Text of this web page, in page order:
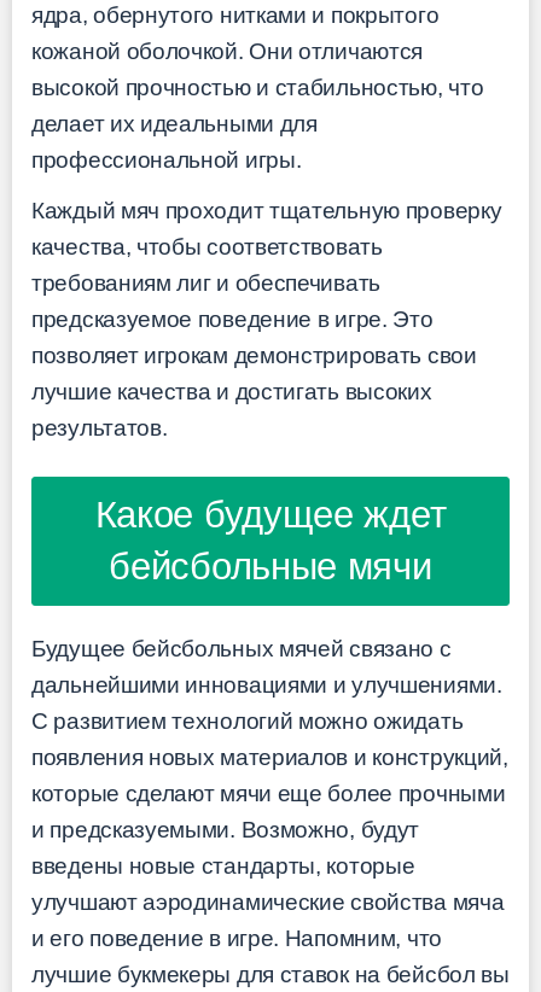
ядра, обернутого нитками и покрытого
кожаной оболочкой. Они отличаются
высокой прочностью и стабильностью, что
делает их идеальными для
профессиональной игры.
Каждый мяч проходит тщательную проверку
качества, чтобы соответствовать
требованиям лиг и обеспечивать
предсказуемое поведение в игре. Это
позволяет игрокам демонстрировать свои
лучшие качества и достигать высоких
результатов.
Какое будущее ждет
бейсбольные мячи
Будущее бейсбольных мячей связано с
дальнейшими инновациями и улучшениями.
С развитием технологий можно ожидать
появления новых материалов и конструкций,
которые сделают мячи еще более прочными
и предсказуемыми. Возможно, будут
введены новые стандарты, которые
улучшают аэродинамические свойства мяча
и его поведение в игре. Напомним, что
лучшие букмекеры для ставок на бейсбол вы